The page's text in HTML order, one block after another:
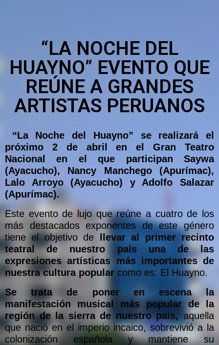
“LA NOCHE DEL
HUAYNO” EVENTO QUE
REÚNE A GRANDES
ARTISTAS PERUANOS
“La Noche del Huayno” se realizará el
próximo 2 de abril en el Gran Teatro
Nacional en el que participan Saywa
(Ayacucho), Nancy Manchego (Apurímac),
Lalo Arroyo (Ayacucho) y Adolfo Salazar
(Apurímac).
Este evento de lujo que reúne a cuatro de los
más destacados exponentes de este género
tiene el objetivo de
llevar al primer recinto
teatral de nuestro país una de las
expresiones artísticas más importantes de
nuestra cultura popular como es: El Huayno.
Se trata de poner en escena la
manifestación musical más popular de la
región de la sierra de nuestro país, aquella
que nació en el imperio incaico, sobrevivió a la
colonización española y mantiene su